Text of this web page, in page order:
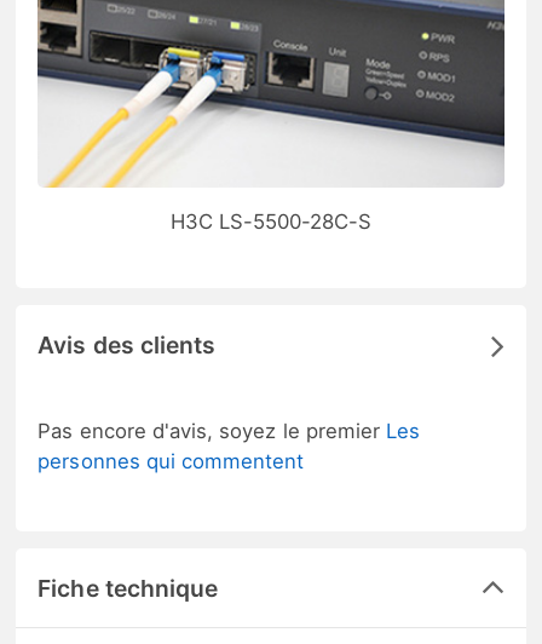
H3C LS-5500-28C-S
Avis des clients
Pas encore d'avis, soyez le premier Les
personnes qui commentent
Fiche technique